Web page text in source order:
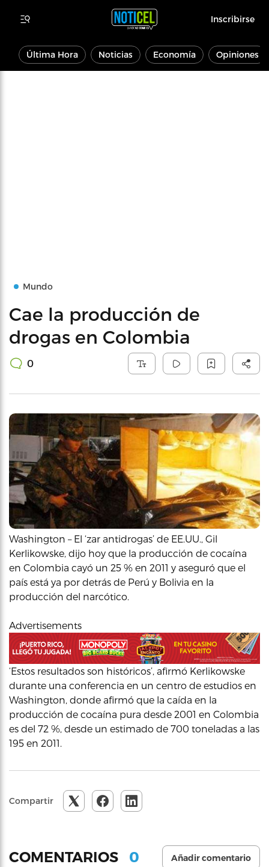
Inscribirse
Última Hora Noticias Economía Opiniones
Mundo
Cae la producción de
drogas en Colombia
0
Washington – El ‘zar antidrogas’ de EE.UU., Gil
Kerlikowske, dijo hoy que la producción de cocaína
en Colombia cayó un 25 % en 2011 y aseguró que el
país está ya por detrás de Perú y Bolivia en la
producción del narcótico.
Advertisements
‘Estos resultados son históricos’, afirmó Kerlikowske
durante una conferencia en un centro de estudios en
Washington, donde afirmó que la caída en la
producción de cocaína pura desde 2001 en Colombia
es del 72 %, desde un estimado de 700 toneladas a las
195 en 2011.
Compartir
COMENTARIOS 0 Añadir comentario